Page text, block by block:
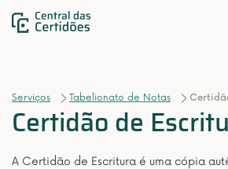
Serviços Tabelionato de Notas
Certidão de
A Certidão de Escritura é uma cópia